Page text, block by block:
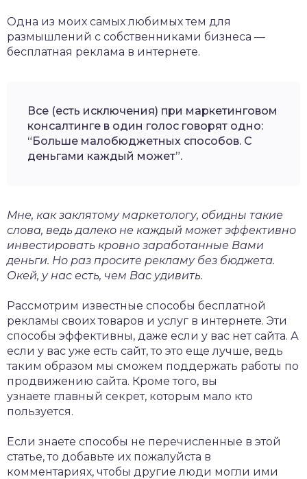
Одна из моих самых любимых тем для
размышлений с собственниками бизнеса —
бесплатная реклама в интернете.
Все (есть исключения) при маркетинговом
консалтинге в один голос говорят одно:
“Больше малобюджетных способов. С
деньгами каждый может”.
Мне, как заклятому маркетологу, обидны такие
слова, ведь далеко не каждый может эффективно
инвестировать кровно заработанные Вами
деньги. Но раз просите рекламу без бюджета.
Окей, у нас есть, чем Вас удивить.
Рассмотрим известные способы бесплатной
рекламы своих товаров и услуг в интернете. Эти
способы эффективны, даже если у вас нет сайта. А
если у вас уже есть сайт, то это еще лучше, ведь
таким образом мы сможем поддержать работы по
продвижению сайта. Кроме того, вы
узнаете главный секрет, которым мало кто
пользуется.
Если знаете способы не перечисленные в этой
статье, то добавьте их пожалуйста в
комментариях, чтобы другие люди могли ими